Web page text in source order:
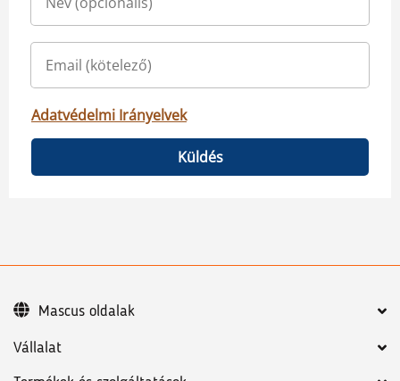
Adatvédelmi Irányelvek
Küldés
Vállalat
Mascus oldalak